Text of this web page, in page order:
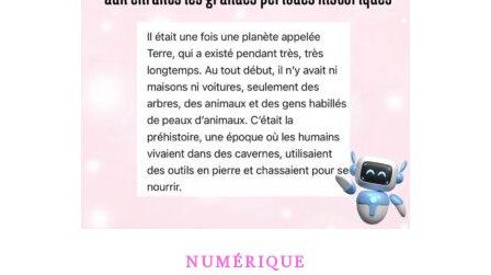
NUMÉRIQUE